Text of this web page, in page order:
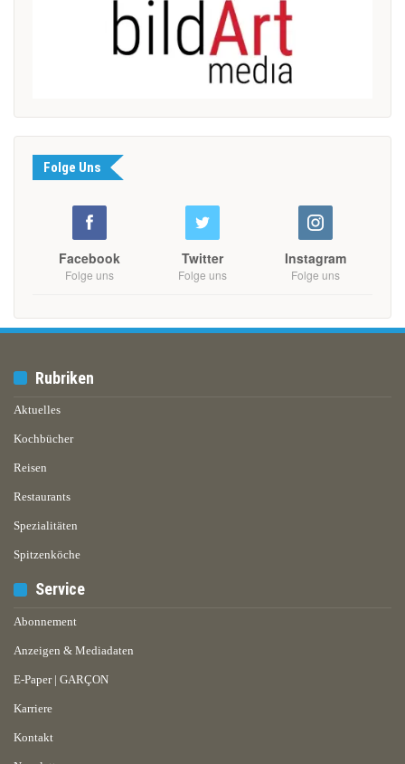
Folge Uns
Facebook
Folge uns
Twitter
Folge uns
Instagram
Folge uns
Rubriken
Aktuelles
Kochbücher
Reisen
Restaurants
Spezialitäten
Spitzenköche
Service
Abonnement
Anzeigen & Mediadaten
E-Paper | GARÇON
Karriere
Kontakt